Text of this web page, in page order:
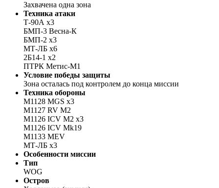
Захвачена одна зона
Техника атаки
Т-90А x3
БМП-3 Весна-К
БМП-2 x3
МТ-ЛБ x6
2Б14-1 x2
ПТРК Метис-М1
Условие победы защиты
Зона осталась под контролем до конца миссии
Техника обороны
M1128 MGS x3
M1127 RV M2
M1126 ICV M2 x3
M1126 ICV Mk19
M1133 MEV
МТ-ЛБ x3
Особенности миссии
Тип
WOG
Остров